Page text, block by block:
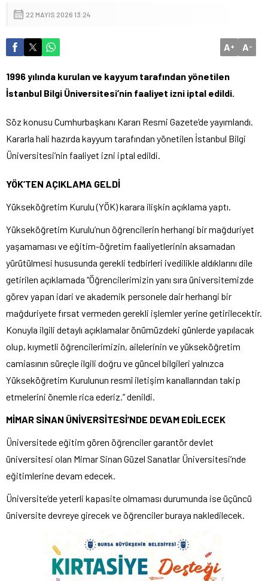
22 MAYIS 2026 13:24
A+ A-
1996 yılında kurulan ve kayyum tarafından yönetilen
İstanbul Bilgi Üniversitesi’nin faaliyet izni iptal edildi.
Söz konusu Cumhurbaşkanı Kararı Resmi Gazete’de yayımlandı.
Kararla hali hazırda kayyum tarafından yönetilen İstanbul Bilgi
Üniversitesi’nin faaliyet izni iptal edildi.
YÖK’TEN AÇIKLAMA GELDİ
Yükseköğretim Kurulu (YÖK) karara ilişkin açıklama yaptı.
Yükseköğretim Kurulu’nun öğrencilerin herhangi bir mağduriyet
yaşamaması ve eğitim-öğretim faaliyetlerinin aksamadan
yürütülmesi hususunda gerekli tedbirleri ivedilikle aldıklarını dile
getirilen açıklamada “Öğrencilerimizin yanı sıra üniversitemizde
görev yapan idari ve akademik personele dair herhangi bir
mağduriyete fırsat vermeden gerekli işlemler yerine getirilecektir.
Konuyla ilgili detaylı açıklamalar önümüzdeki günlerde yapılacak
olup, kıymetli öğrencilerimizin, ailelerinin ve yükseköğretim
camiasının süreçle ilgili doğru ve güncel bilgileri yalnızca
Yükseköğretim Kurulunun resmî iletişim kanallarından takip
etmelerini önemle rica ederiz.” denildi.
MİMAR SİNAN ÜNİVERSİTESİ’NDE DEVAM EDİLECEK
Üniversitede eğitim gören öğrenciler garantör devlet
üniversitesi olan Mimar Sinan Güzel Sanatlar Üniversitesi’nde
eğitimlerine devam edecek.
Üniversite’de yeterli kapasite olmaması durumunda ise üçüncü
üniversite devreye girecek ve öğrenciler buraya nakledilecek.